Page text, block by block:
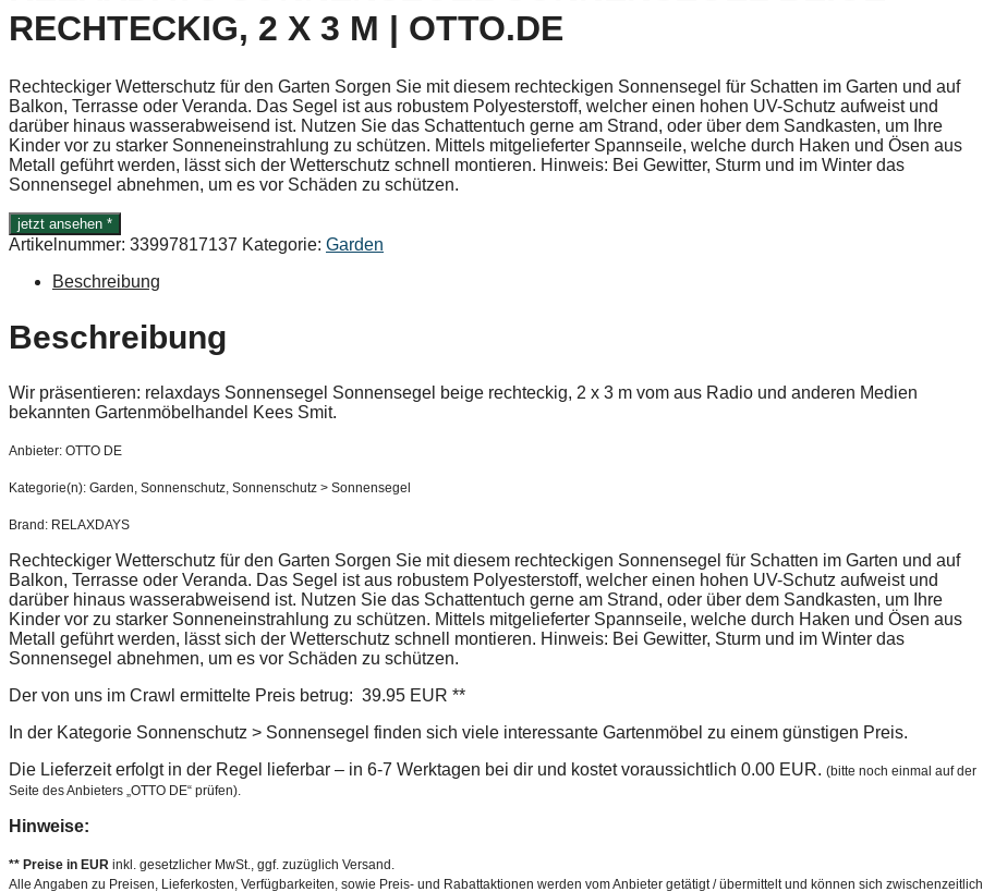
RECHTECKIG, 2 X 3 M | OTTO.DE
Rechteckiger Wetterschutz für den Garten Sorgen Sie mit diesem rechteckigen Sonnensegel für Schatten im Garten und auf
Balkon, Terrasse oder Veranda. Das Segel ist aus robustem Polyesterstoff, welcher einen hohen UV-Schutz aufweist und
darüber hinaus wasserabweisend ist. Nutzen Sie das Schattentuch gerne am Strand, oder über dem Sandkasten, um Ihre
Kinder vor zu starker Sonneneinstrahlung zu schützen. Mittels mitgelieferter Spannseile, welche durch Haken und Ösen aus
Metall geführt werden, lässt sich der Wetterschutz schnell montieren. Hinweis: Bei Gewitter, Sturm und im Winter das
Sonnensegel abnehmen, um es vor Schäden zu schützen.
jetzt ansehen *
Artikelnummer: 33997817137 Kategorie: Garden
Beschreibung
Beschreibung
Wir präsentieren: relaxdays Sonnensegel Sonnensegel beige rechteckig, 2 x 3 m vom aus Radio und anderen Medien
bekannten Gartenmöbelhandel Kees Smit.
Anbieter: OTTO DE
Kategorie(n): Garden, Sonnenschutz, Sonnenschutz > Sonnensegel
Brand: RELAXDAYS
Rechteckiger Wetterschutz für den Garten Sorgen Sie mit diesem rechteckigen Sonnensegel für Schatten im Garten und auf
Balkon, Terrasse oder Veranda. Das Segel ist aus robustem Polyesterstoff, welcher einen hohen UV-Schutz aufweist und
darüber hinaus wasserabweisend ist. Nutzen Sie das Schattentuch gerne am Strand, oder über dem Sandkasten, um Ihre
Kinder vor zu starker Sonneneinstrahlung zu schützen. Mittels mitgelieferter Spannseile, welche durch Haken und Ösen aus
Metall geführt werden, lässt sich der Wetterschutz schnell montieren. Hinweis: Bei Gewitter, Sturm und im Winter das
Sonnensegel abnehmen, um es vor Schäden zu schützen.
Der von uns im Crawl ermittelte Preis betrug: 39.95 EUR **
In der Kategorie Sonnenschutz > Sonnensegel finden sich viele interessante Gartenmöbel zu einem günstigen Preis.
Die Lieferzeit erfolgt in der Regel lieferbar – in 6-7 Werktagen bei dir und kostet voraussichtlich 0.00 EUR. (bitte noch einmal auf der
Seite des Anbieters „OTTO DE“ prüfen).
Hinweise:
** Preise in EUR inkl. gesetzlicher MwSt., ggf. zuzüglich Versand.
Alle Angaben zu Preisen, Lieferkosten, Verfügbarkeiten, sowie Preis- und Rabattaktionen werden vom Anbieter getätigt / übermittelt und können sich zwischenzeitlich